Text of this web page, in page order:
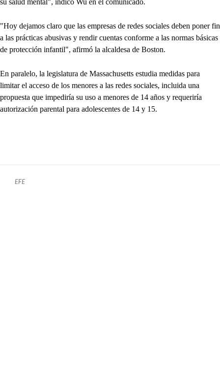
su salud mental", indicó Wu en el comunicado.
"Hoy dejamos claro que las empresas de redes sociales deben poner fin
a las prácticas abusivas y rendir cuentas conforme a las normas básicas
de protección infantil", afirmó la alcaldesa de Boston.
En paralelo, la legislatura de Massachusetts estudia medidas para
limitar el acceso de los menores a las redes sociales, incluida una
propuesta que impediría su uso a menores de 14 años y requeriría
autorización parental para adolescentes de 14 y 15.
EFE